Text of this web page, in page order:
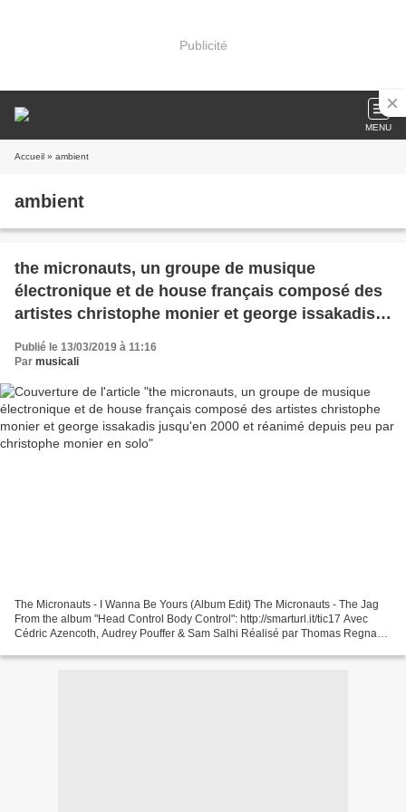
Publicité
MENU
Accueil » ambient
ambient
the micronauts, un groupe de musique
électronique et de house français composé des
artistes christophe monier et george issakadis
jusqu'en 2000 et réanimé depuis peu par
christophe monier en solo
Publié le 13/03/2019 à 11:16
Par musicali
The Micronauts - I Wanna Be Yours (Album Edit) The Micronauts - The Jag
From the album "Head Control Body Control": http://smarturl.it/tic17 Avec
Cédric Azencoth, Audrey Pouffer & Sam Salhi Réalisé par Thomas Regnault